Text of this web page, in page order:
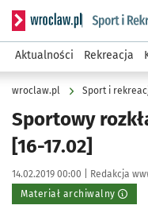
Serwis informacyjny
Aktualności Rekreacja
wroclaw.pl Sport i
Sportowy
[16-17.02]
Data publikacji:
14.02.2019 00:00 | Autor:
Redakcja
Materiał archiwalny